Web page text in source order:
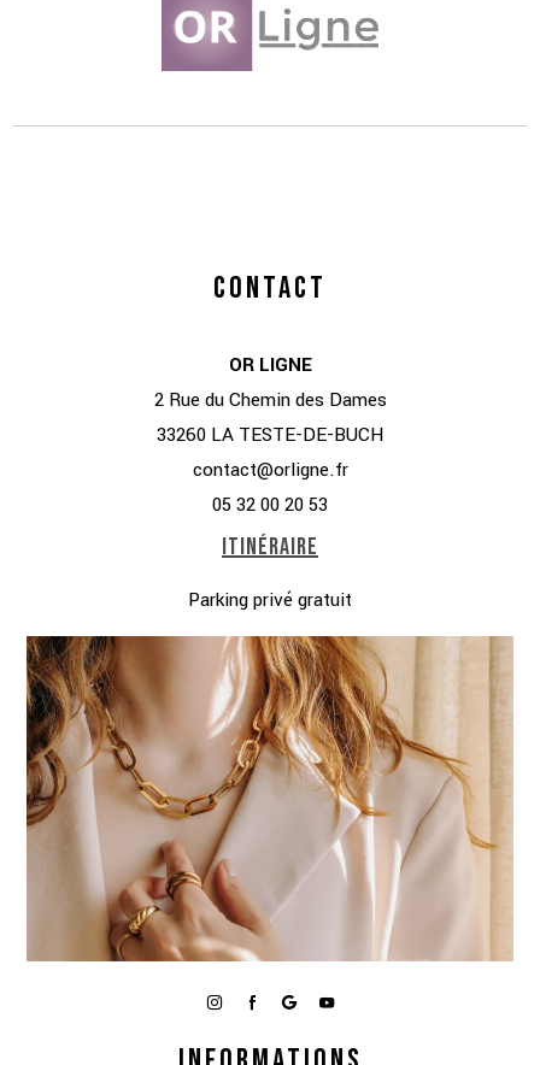
CONTACT
OR LIGNE
2 Rue du Chemin des Dames
33260 LA TESTE-DE-BUCH
contact@orligne.fr
05 32 00 20 53
ITINÉRAIRE
Parking privé gratuit